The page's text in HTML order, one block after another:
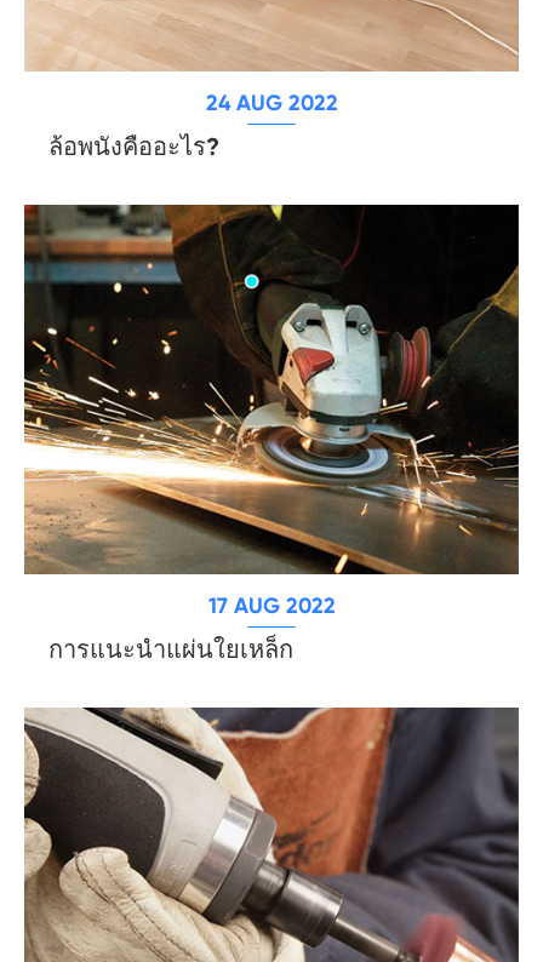
24 AUG 2022
ล้อพนังคืออะไร?
17 AUG 2022
การแนะนำแผ่นใยเหล็ก